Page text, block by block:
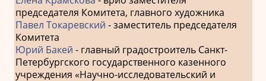
председателя Комитета, главного художника
Павел Токаревский - заместитель председателя
Комитета
Юрий Бакей - главный градостроитель Санкт-
Петербургского государственного казенного
учреждения «Научно-исследовательский и